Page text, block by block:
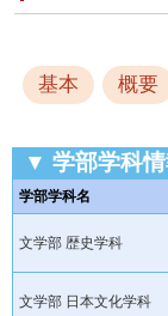
基本 概要
▼ 学部学科
学部学科名
文学部 歴史学科
文学部 日本文化学科